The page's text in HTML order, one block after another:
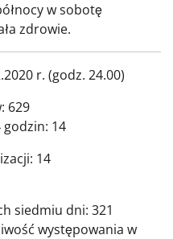
w sobotę
zdrowie.
r. (godz. 24.00)
629
14
14
siedmiu dni: 321
występowania w